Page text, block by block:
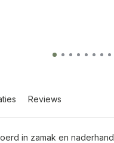
Reviews
in zamak en